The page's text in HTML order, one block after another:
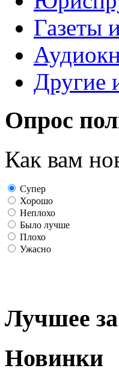
Газеты
Другие
Опрос
Как вам
Супер
Хорошо
Неплохо
Было лучше
Плохо
Ужасно
Лучшее
Новинки